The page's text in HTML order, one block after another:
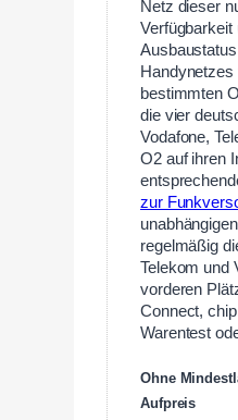
Netz dieser
Verfügbarkeit
Handynetzes
bestimmten
die vier
Vodafone,
O2 auf ihren
zur
regelmäßig
Telekom und
vorderen
Connect,
Warentest
Ohne
Aufpreis